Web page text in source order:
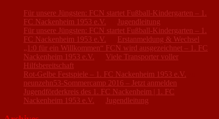
Für unsere Jüngsten: FCN startet Fußball-Kindergarten – 1.
FC Nackenheim 1953 e.V.
Jugendleitung
Für unsere Jüngsten: FCN startet Fußball-Kindergarten – 1.
FC Nackenheim 1953 e.V.
Erstanmeldung & Wechsel
„1:0 für ein Willkommen“ FCN wird ausgezeichnet – 1. FC
Nackenheim 1953 e.V.
Viele Transporter voller
Hilfsbereitschaft
Rot-Gelbe Festspiele – 1. FC Nackenheim 1953 e.V.
neunzehn53-Sommercamp 2016 – Jetzt anmelden
Jugendförderkreis des 1. FC Nackenheim | 1. FC
Nackenheim 1953 e.V.
Jugendleitung